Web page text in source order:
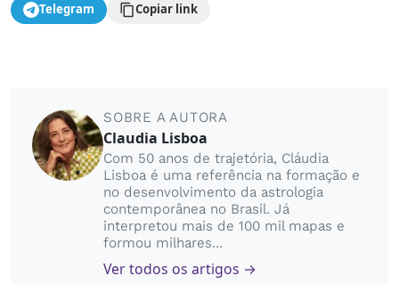
Telegram
Copiar link
SOBRE A AUTORA
Claudia Lisboa
Com 50 anos de trajetória, Cláudia
Lisboa é uma referência na formação e
no desenvolvimento da astrologia
contemporânea no Brasil. Já
interpretou mais de 100 mil mapas e
formou milhares...
Ver todos os artigos →